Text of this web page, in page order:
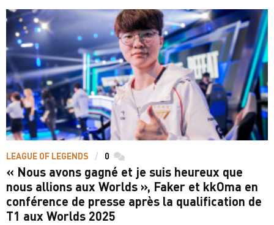
LEAGUE OF LEGENDS 0 commentaires
« Nous avons gagné et je suis heureux que
nous allions aux Worlds », Faker et kkOma en
conférence de presse après la qualification de
T1 aux Worlds 2025